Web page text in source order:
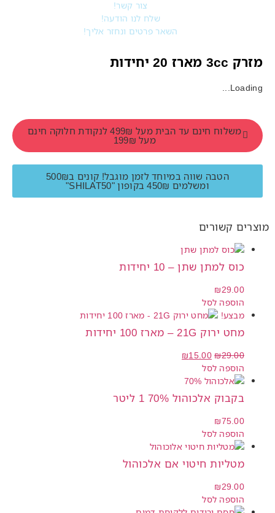
צור קשר!
שלח לנו הודעה!
השאר פרטים ונחזר אליך!
מזרק 3cc מארז 20 יחידות
Loading...
משלוח חינם עד הבית מעל 499₪ לנקודת חלוקה חינם
מעל 199₪
הטבה שווה במיוחד לזמן מוגבל! קונים ב500₪
ומשלמים 450₪ בקופון "SHILAT50"
מוצרים קשורים
כוס למתן שתן – 10 יחידות
₪29.00
הוספה לסל
מבצע!
מחט ירוק 21G – מארז 100 יחידות
₪29.00
₪15.00
הוספה לסל
בקבוק אלכוהול 70% 1 ליטר
₪75.00
הוספה לסל
מטליות חיטוי אם אלכוהול
₪29.00
הוספה לסל